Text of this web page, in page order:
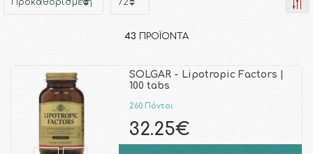
43 ΠΡΟΪΌΝΤΑ
SOLGAR - Lipotropic Factors |
100 tabs
260 Πόντοι
32.25€